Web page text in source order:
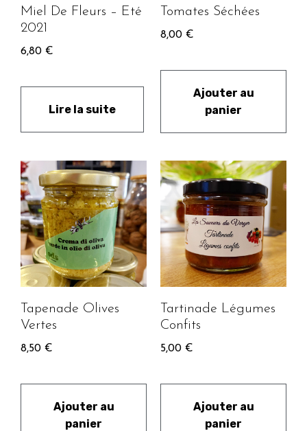
Miel De Fleurs – Eté
2021
6,80 €
Lire la suite
Tomates Séchées
8,00 €
Ajouter au
panier
Tapenade Olives
Vertes
8,50 €
Ajouter au
panier
Tartinade Légumes
Confits
5,00 €
Ajouter au
panier